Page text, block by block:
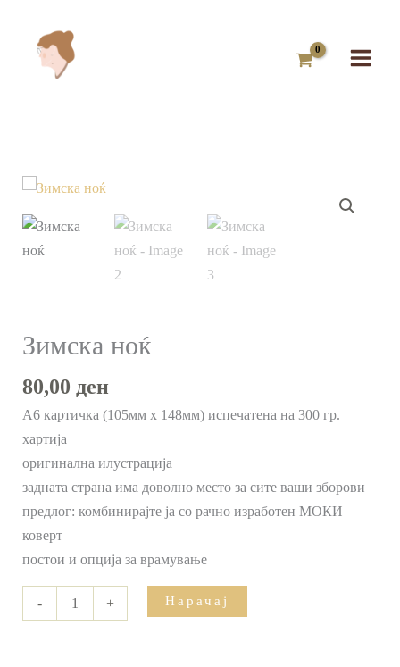
content
Зимска ноќ
80,00 ден
А6 картичка (105мм х 148мм) испечатена на 300 гр.
хартија
оригинална илустрација
задната страна има доволно место за сите ваши зборови
предлог: комбинирајте ја со рачно изработен МОКИ
коверт
постои и опција за врамување
-
Зимска
ноќ
количина
+ Нарачај